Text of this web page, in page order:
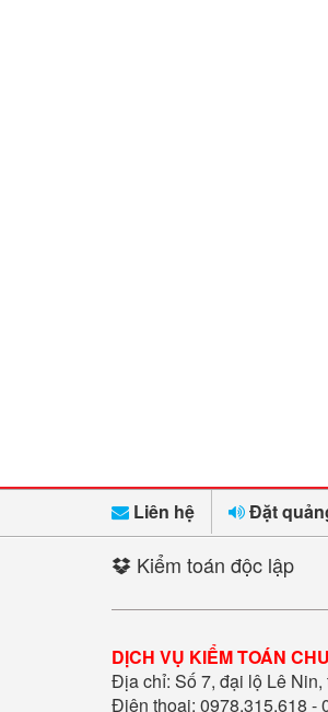
Liên hệ Đặt
Kiểm toán độc lập
DỊCH VỤ KIỂM TOÁN
Địa chỉ: Số 7, đại lộ Lê
Điện thoại: 0978.315.618 -